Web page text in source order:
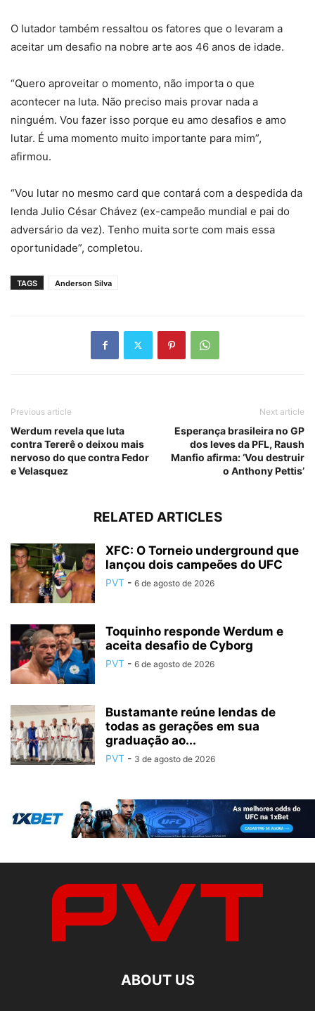
O lutador também ressaltou os fatores que o levaram a
aceitar um desafio na nobre arte aos 46 anos de idade.
“Quero aproveitar o momento, não importa o que
acontecer na luta. Não preciso mais provar nada a
ninguém. Vou fazer isso porque eu amo desafios e amo
lutar. É uma momento muito importante para mim”,
afirmou.
“Vou lutar no mesmo card que contará com a despedida da
lenda Julio César Chávez (ex-campeão mundial e pai do
adversário da vez). Tenho muita sorte com mais essa
oportunidade”, completou.
TAGS Anderson Silva
Previous article
Werdum revela que luta
contra Tererê o deixou mais
nervoso do que contra Fedor
e Velasquez
Next article
Esperança brasileira no GP
dos leves da PFL, Raush
Manfio afirma: ‘Vou destruir
o Anthony Pettis’
RELATED ARTICLES
XFC: O Torneio underground que
lançou dois campeões do UFC
PVT - 6 de agosto de 2026
Toquinho responde Werdum e
aceita desafio de Cyborg
PVT - 6 de agosto de 2026
Bustamante reúne lendas de
todas as gerações em sua
graduação ao...
PVT - 3 de agosto de 2026
ABOUT US